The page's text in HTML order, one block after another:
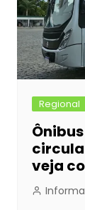
Regional
veja